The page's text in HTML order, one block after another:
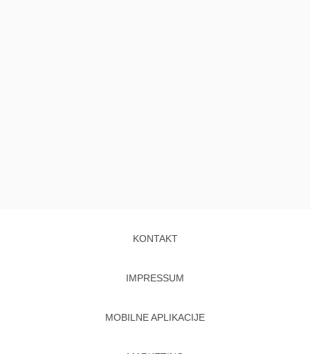
KONTAKT
IMPRESSUM
MOBILNE APLIKACIJE